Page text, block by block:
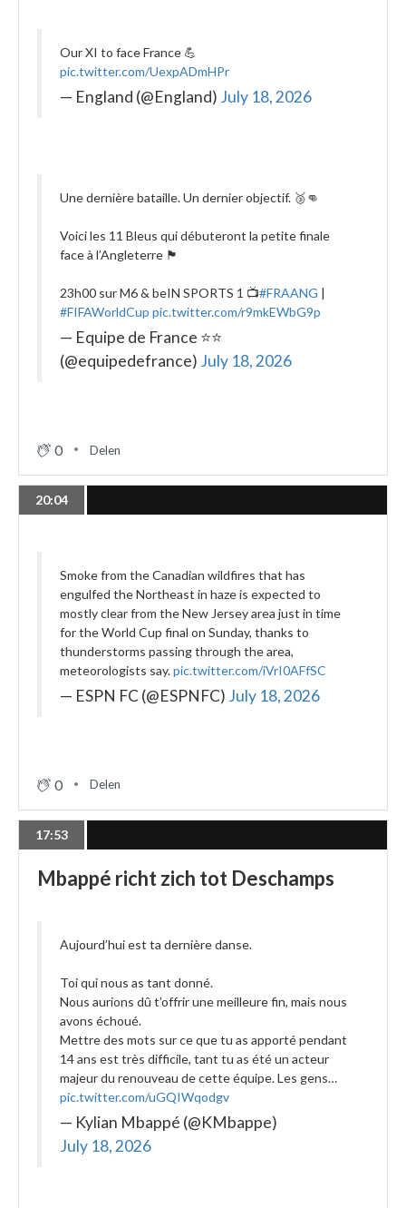
Our XI to face France 💪
pic.twitter.com/UexpADmHPr
— England (@England) July 18, 2026
Une dernière bataille. Un dernier objectif. 🥉👊
Voici les 11 Bleus qui débuteront la petite finale
face à l’Angleterre 🏴󠁧󠁢󠁥󠁮󠁧󠁿
23h00 sur M6 & beIN SPORTS 1 📺#FRAANG |
#FIFAWorldCup pic.twitter.com/r9mkEWbG9p
— Equipe de France ⭐⭐
(@equipedefrance) July 18, 2026
0 Delen
20:04
Smoke from the Canadian wildfires that has
engulfed the Northeast in haze is expected to
mostly clear from the New Jersey area just in time
for the World Cup final on Sunday, thanks to
thunderstorms passing through the area,
meteorologists say.pic.twitter.com/iVrI0AFfSC
— ESPN FC (@ESPNFC) July 18, 2026
0 Delen
17:53
Mbappé richt zich tot Deschamps
Aujourd’hui est ta dernière danse.
Toi qui nous as tant donné.
Nous aurions dû t’offrir une meilleure fin, mais nous
avons échoué.
Mettre des mots sur ce que tu as apporté pendant
14 ans est très difficile, tant tu as été un acteur
majeur du renouveau de cette équipe. Les gens…
pic.twitter.com/uGQIWqodgv
— Kylian Mbappé (@KMbappe)
July 18, 2026